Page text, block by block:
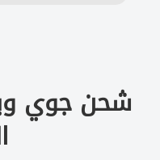
شحن جوي